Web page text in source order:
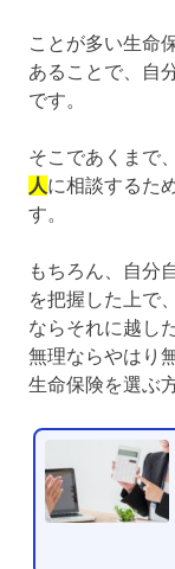
ことが多い生命
あることで、自
です。
そこであくまで、
人に相談するた
す。
もちろん、自分
を把握した上で
ならそれに越し
無理ならやはり
生命保険を選ぶ